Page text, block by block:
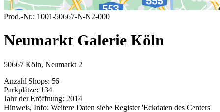
Prod.-Nr.: 1001-50667-N-N2-000
Neumarkt Galerie Köln
50667 Köln, Neumarkt 2
Anzahl Shops: 56
Parkplätze: 134
Jahr der Eröffnung: 2014
Hinweis, Info: Weitere Daten siehe Register 'Eckdaten des Centers'